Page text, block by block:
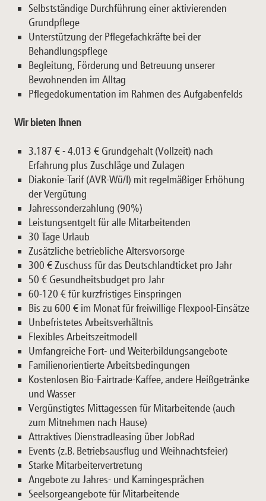
Selbstständige Durchführung einer aktivierenden
Grundpflege
Unterstützung der Pflegefachkräfte bei der
Behandlungspflege
Begleitung, Förderung und Betreuung unserer
Bewohnenden im Alltag
Pflegedokumentation im Rahmen des Aufgabenfelds
Wir bieten Ihnen
3.187 € - 4.013 € Grundgehalt (Vollzeit) nach
Erfahrung plus Zuschläge und Zulagen
Diakonie-Tarif (AVR-Wü/I) mit regelmäßiger Erhöhung
der Vergütung
Jahressonderzahlung (90%)
Leistungsentgelt für alle Mitarbeitenden
30 Tage Urlaub
Zusätzliche betriebliche Altersvorsorge
300 € Zuschuss für das Deutschlandticket pro Jahr
50 € Gesundheitsbudget pro Jahr
60-120 € für kurzfristiges Einspringen
Bis zu 600 € im Monat für freiwillige Flexpool-Einsätze
Unbefristetes Arbeitsverhältnis
Flexibles Arbeitszeitmodell
Umfangreiche Fort- und Weiterbildungsangebote
Familienorientierte Arbeitsbedingungen
Kostenlosen Bio-Fairtrade-Kaffee, andere Heißgetränke
und Wasser
Vergünstigtes Mittagessen für Mitarbeitende (auch
zum Mitnehmen nach Hause)
Attraktives Dienstradleasing über JobRad
Events (z.B. Betriebsausflug und Weihnachtsfeier)
Starke Mitarbeitervertretung
Angebote zu Jahres- und Kamingesprächen
Seelsorgeangebote für Mitarbeitende